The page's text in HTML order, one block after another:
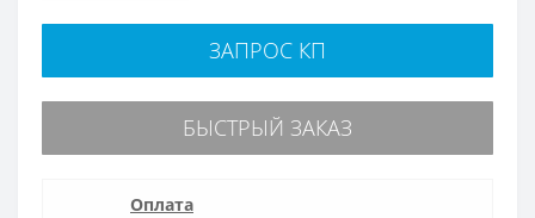
ЗАПРОС КП
БЫСТРЫЙ ЗАКАЗ
Оплата